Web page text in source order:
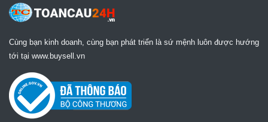
Cùng bạn kinh doanh, cùng bạn phát triển là sứ mệnh luôn được hướng
tới tại www.buysell.vn